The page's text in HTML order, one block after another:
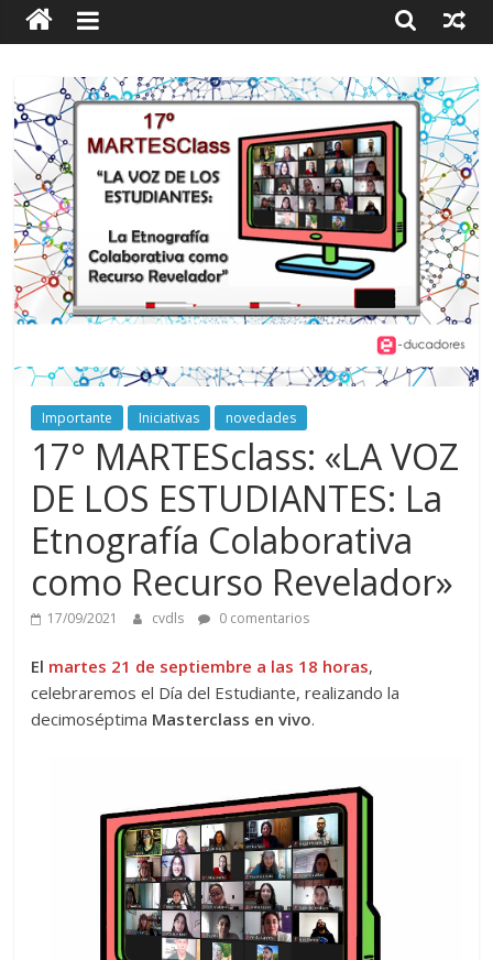
Importante Iniciativas novedades
17° MARTESclass: «LA VOZ
DE LOS ESTUDIANTES: La
Etnografía Colaborativa
como Recurso Revelador»
17/09/2021 cvdls 0 comentarios
El martes 21 de septiembre a las 18 horas,
celebraremos el Día del Estudiante, realizando la
decimoséptima Masterclass en vivo.